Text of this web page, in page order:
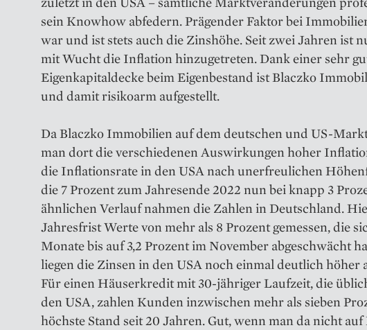
sein Knowhow abfedern. Prägender Faktor bei
war und ist stets auch die Zinshöhe. Seit zwei Jahren ist
mit Wucht die Inflation hinzugetreten. Dank einer sehr
Eigenkapitaldecke beim Eigenbestand ist Blaczko
und damit risikoarm aufgestellt.
Da Blaczko Immobilien auf dem deutschen und US-
man dort die verschiedenen Auswirkungen hoher
die Inflationsrate in den USA nach unerfreulichen
die 7 Prozent zum Jahresende 2022 nun bei knapp 3
ähnlichen Verlauf nahmen die Zahlen in Deutschland.
Jahresfrist Werte von mehr als 8 Prozent gemessen, die
Monate bis auf 3,2 Prozent im November abgeschwächt
liegen die Zinsen in den USA noch einmal deutlich höher
Für einen Häuserkredit mit 30-jähriger Laufzeit, die
den USA, zahlen Kunden inzwischen mehr als sieben
höchste Stand seit 20 Jahren. Gut, wenn man da nicht